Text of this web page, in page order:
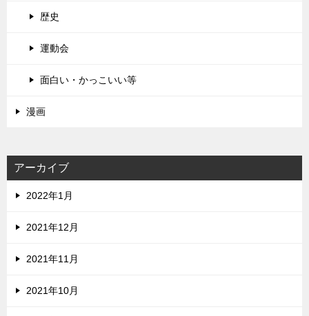
歴史
運動会
面白い・かっこいい等
漫画
アーカイブ
2022年1月
2021年12月
2021年11月
2021年10月